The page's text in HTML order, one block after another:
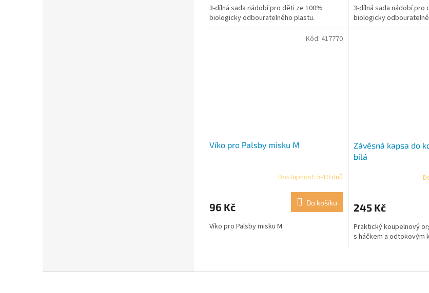
3-dílná sada nádobí pro děti ze 100%
biologicky odbouratelného plastu.
3-dílná sada nádobí pro
biologicky
Víko pro Palsby misku M
Dostupnost: 5-10 dnů
96 Kč Do košíku
Víko pro Palsby misku M
Kód: 417770
Závěsná kapsa do
bílá
245 Kč
Praktický koupelnový
s háčkem a odtokovým
v